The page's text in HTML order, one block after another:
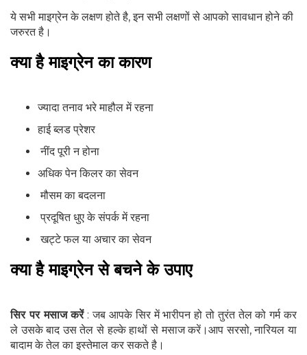
ये सभी माइग्रेन के लक्षण होते है, इन सभी लक्षणों से आपको सावधान होने की
जरुरत है।
क्या है माइग्रेन का कारण
ज्यादा तनाव भरे माहौल में रहना
हाई ब्लड प्रेशर
नींद पूरी न होना
अधिक पेन किलर का सेवन
मौसम का बदलना
प्रदूषित धुए के संपर्क में रहना
खट्टे फल या अचार का सेवन
क्या है माइग्रेन से बचने के उपाए
सिर पर मसाज करें: जब आपके सिर में भारीपन हो तो तुरंत तेल को गर्म कर
ले उसके बाद उस तेल से हल्के हाथों से मसाज करें।आप सरसो, नारियल या
बादाम के तेल का इस्तेमाल कर सकते है।